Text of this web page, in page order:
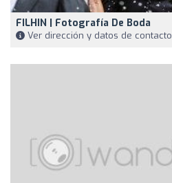
FILHIN | Fotografía De Boda
Ver dirección y datos de contacto